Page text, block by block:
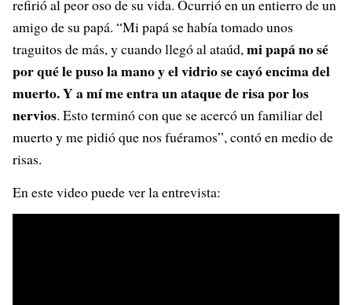
refirió al peor oso de su vida. Ocurrió en un entierro de un
amigo de su papá. “Mi papá se había tomado unos
traguitos de más, y cuando llegó al ataúd,mi papá no sé
por qué le puso la mano y el vidrio se cayó encima del
muerto. Y a mí me entra un ataque de risa por los
nervios. Esto terminó con que se acercó un familiar del
muerto y me pidió que nos fuéramos”, contó en medio de
risas.
En este video puede ver la entrevista: